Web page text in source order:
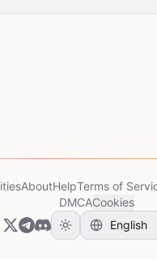
AboutHelpTerms of
DMCACookies